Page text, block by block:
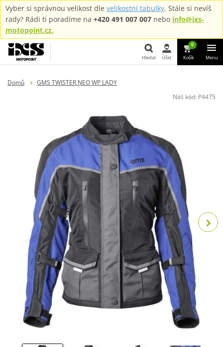
Vyber si správnou velikost dle velikostní tabulky. Stále si nevíš
rady? Rádi ti poradíme na +420 491 007 007 nebo info@ixs-
motopoint.cz.
Hledat Účet
0
Košík Menu
Domů
GMS TWISTER NEO WP LADY
Náš kód: P4475